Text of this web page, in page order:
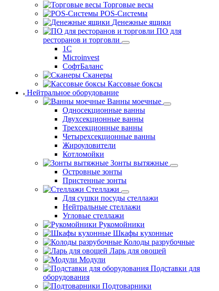
Торговые весы
POS-Системы
Денежные ящики
ПО для
ресторанов и торговли
1С
Microinvest
СофтБаланс
Сканеры
Кассовые боксы
Нейтральное оборудование
Ванны моечные
Односекционные ванны
Двухсекционные ванны
Трехсекционные ванны
Четырехсекционные ванны
Жироуловители
Котломойки
Зонты вытяжные
Островные зонты
Пристенные зонты
Стеллажи
Для сушки посуды стеллажи
Нейтральные стеллажи
Угловые стеллажи
Рукомойники
Шкафы кухонные
Колоды разрубочные
Ларь для овощей
Модули
Подставки для
оборудования
Подтоварники